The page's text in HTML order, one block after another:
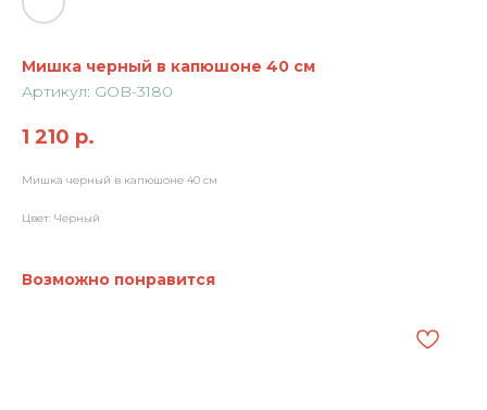
Мишка черный в капюшоне 40 см
Артикул: GOB-3180
1 210 р.
Мишка черный в капюшоне 40 см
Цвет: Черный
Возможно понравится